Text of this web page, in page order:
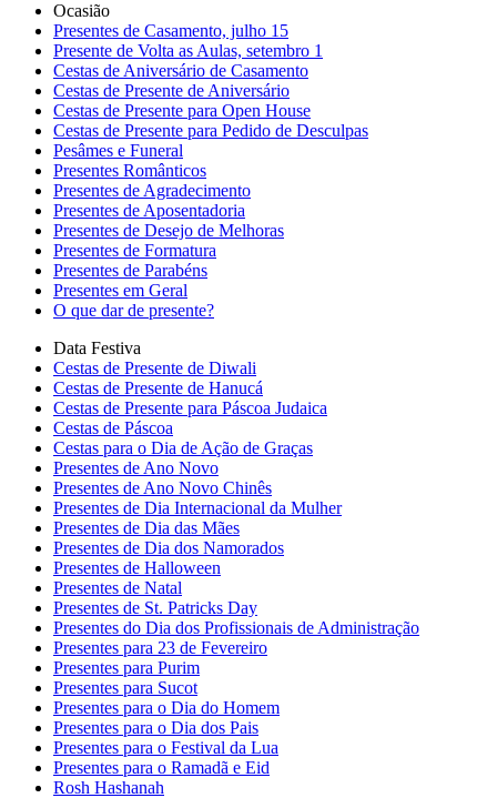
Ocasião
Presentes de Casamento, julho 15
Presente de Volta as Aulas, setembro 1
Cestas de Aniversário de Casamento
Cestas de Presente de Aniversário
Cestas de Presente para Open House
Cestas de Presente para Pedido de Desculpas
Pesâmes e Funeral
Presentes Românticos
Presentes de Agradecimento
Presentes de Aposentadoria
Presentes de Desejo de Melhoras
Presentes de Formatura
Presentes de Parabéns
Presentes em Geral
O que dar de presente?
Data Festiva
Cestas de Presente de Diwali
Cestas de Presente de Hanucá
Cestas de Presente para Páscoa Judaica
Cestas de Páscoa
Cestas para o Dia de Ação de Graças
Presentes de Ano Novo
Presentes de Ano Novo Chinês
Presentes de Dia Internacional da Mulher
Presentes de Dia das Mães
Presentes de Dia dos Namorados
Presentes de Halloween
Presentes de Natal
Presentes de St. Patricks Day
Presentes do Dia dos Profissionais de Administração
Presentes para 23 de Fevereiro
Presentes para Purim
Presentes para Sucot
Presentes para o Dia do Homem
Presentes para o Dia dos Pais
Presentes para o Festival da Lua
Presentes para o Ramadã e Eid
Rosh Hashanah